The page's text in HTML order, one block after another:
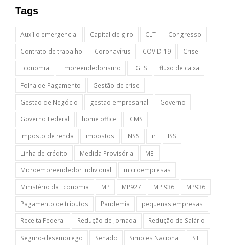
Tags
Auxílio emergencial Capital de giro CLT
Congresso
Contrato de trabalho
Coronavírus COVID-19
Crise
Economia
Empreendedorismo FGTS
fluxo de caixa
Folha de Pagamento
Gestão de crise
Gestão de Negócio
gestão empresarial
Governo
Governo Federal
home office
ICMS
imposto de renda
impostos INSS ir
ISS
Linha de crédito
Medida Provisória
MEI
Microempreendedor Individual
microempresas
Ministério da Economia
MP MP927 MP 936
MP936
Pagamento de tributos
Pandemia
pequenas empresas
Receita Federal
Redução de jornada
Redução de Salário
Seguro-desemprego
Senado Simples Nacional STF